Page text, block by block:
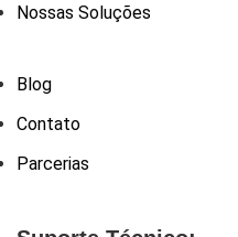
Nossas Soluções
Blog
Contato
Parcerias